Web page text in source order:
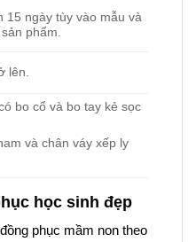
15 ngày tùy vào mẫu và
phẩm.
lên.
bo cổ và bo tay kẻ sọc
và chân váy xếp ly
học sinh đẹp
phục mầm non theo